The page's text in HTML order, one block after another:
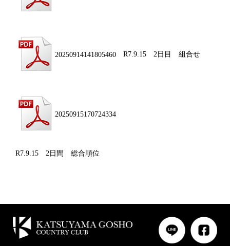
20250914141805460 R7.9.15 2日目 組合せ
20250915170724334
R7.9.15 2日間 総合順位